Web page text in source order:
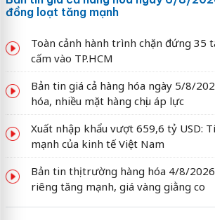
đồng loạt tăng mạnh
Toàn cảnh hành trình chặn đứng 35
cấm vào TP.HCM
Bản tin giá cả hàng hóa ngày 5/8/
hóa, nhiều mặt hàng chịu áp lực
Xuất nhập khẩu vượt 659,6 tỷ USD:
mạnh của kinh tế Việt Nam
Bản tin thị trường hàng hóa 4/8/
riêng tăng mạnh, giá vàng giằng co